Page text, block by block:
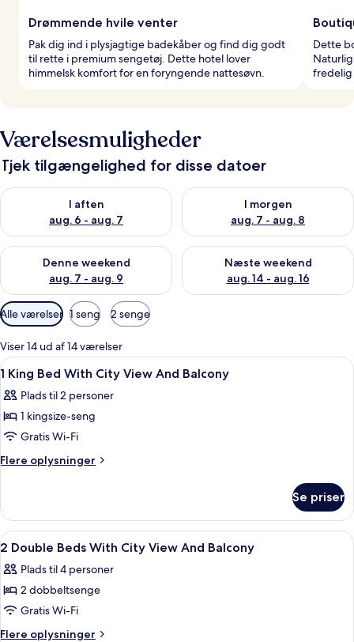
Drømmende hvile venter
Pak dig ind i plysjagtige badekåber og find dig godt
til rette i premium sengetøj. Dette hotel lover
himmelsk komfort for en foryngende nattesøvn.
Dette
fredelig
Værelsesmuligheder
Tjek tilgængelighed for disse datoer
I aften
aug. 6 - aug. 7
Tjek tilgængelighed for i aften aug. 6 - aug. 7
I morgen
aug. 7 - aug. 8
Tjek tilgængelighed for i
Denne weekend
aug. 7 - aug. 9
Tjek tilgængelighed for denne weekend aug. 7 - aug. 9
Næste weekend
aug. 14 - aug. 16
Tjek tilgængelighed for næste
Tilgængelige
filtre
for
værelser
Alle værelser 1 seng 2 senge
Viser 14 ud af 14 værelser
Indlæs
alle
billeder
af
1
King
City
View
And
Balcony
Et hotelværelse med en stor seng,
12
1 King Bed With City View And Balcony
Plads til 2 personer
1 kingsize-seng
Gratis Wi-Fi
Flere oplysninger
Flere
King
Bed
With
View
And
Se priser
Indlæs
alle
billeder
af
2
Double
Et hotelværelse med to senge, et
11
2 Double Beds With City View And Balcony
Plads til 4 personer
2 dobbeltsenge
Gratis Wi-Fi
Flere oplysninger
Flere